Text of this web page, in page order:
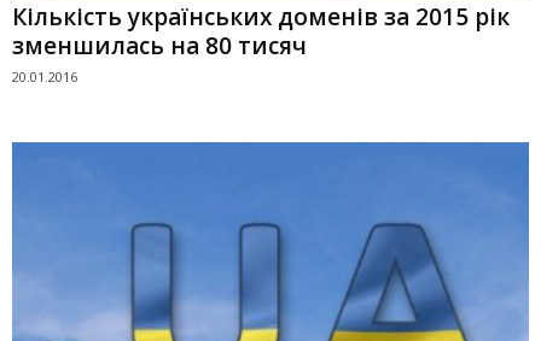
Кількість українських доменів за 2015 рік
зменшилась на 80 тисяч
20.01.2016